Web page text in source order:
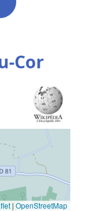
Cor
| OpenStreetMap